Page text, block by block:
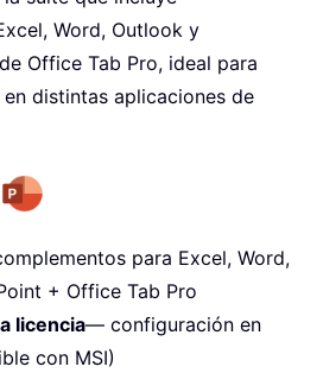
Word, Outlook y
Office Tab Pro, ideal para
distintas aplicaciones de
para Excel, Word,
+ Office Tab Pro
licencia— configuración en
con MSI)